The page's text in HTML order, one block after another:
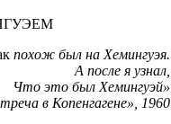
похож был на Хемингуэя.
А после я узнал,
Что это был Хемингуэй»
в Копенгагене», 1960